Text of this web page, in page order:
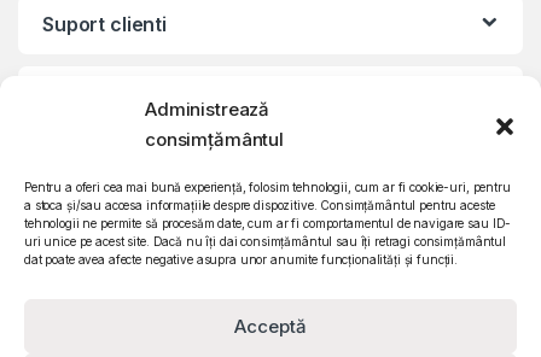
Administrează
consimțământul
Pentru a oferi cea mai bună experiență, folosim tehnologii, cum ar fi cookie-uri, pentru
a stoca și/sau accesa informațiile despre dispozitive. Consimțământul pentru aceste
tehnologii ne permite să procesăm date, cum ar fi comportamentul de navigare sau ID-
uri unice pe acest site. Dacă nu îți dai consimțământul sau îți retragi consimțământul
dat poate avea afecte negative asupra unor anumite funcționalități și funcții.
Acceptă
Suport clienti
CIF: RO15571358 | Reg. com: J26/839/2003